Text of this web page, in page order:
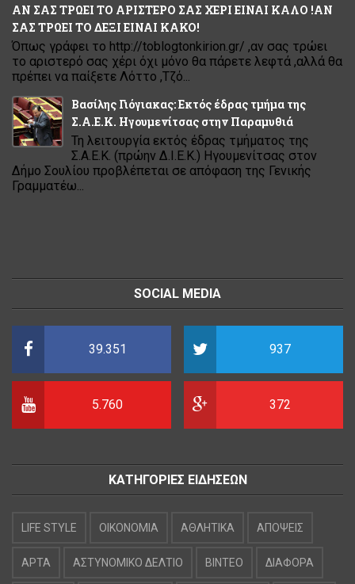
ΑΝ ΣΑΣ ΤΡΩΕΙ ΤΟ ΑΡΙΣΤΕΡΟ ΣΑΣ ΧΕΡΙ ΕΙΝΑΙ ΚΑΛΟ !ΑΝ
ΣΑΣ ΤΡΩΕΙ ΤΟ ΔΕΞΙ ΕΙΝΑΙ ΚΑΚΟ!
Όπως γράφει το http://toblogtonkirion.gr/ ,αν σας τρώει
το αριστερό σας χέρι όχι μόνο θα πάρετε λεφτά ,αλλά θα
πρέπει να παίξετε Λόττο ,Τζό...
Βασίλης Γιόγιακας: Εκτός έδρας τμήμα της
Σ.Α.Ε.Κ. Ηγουμενίτσας στην Παραμυθιά
Τη λειτουργία εκτός έδρας τμήματος της
Σ.Α.Ε.Κ. (πρώην Δ.Ι.Ε.Κ.) Ηγουμενίτσας στον
Δήμο Σουλίου προβλέπεται σε απόφαση της Γενικής
Γραμματέω...
SOCIAL MEDIA
39.351 937
5.760 372
ΚΑΤΗΓΟΡΙΕΣ ΕΙΔΗΣΕΩΝ
LIFE STYLE OIKONOMIA ΑΘΛΗΤΙΚΑ ΑΠΟΨΕΙΣ
ΑΡΤΑ ΑΣΤΥΝΟΜΙΚΟ ΔΕΛΤΙΟ ΒΙΝΤΕΟ ΔΙΑΦΟΡΑ